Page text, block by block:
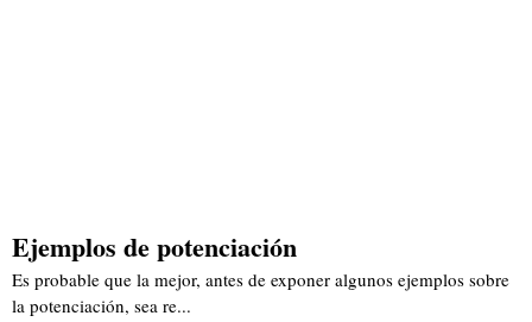
Ejemplos de potenciación
Es probable que la mejor, antes de exponer algunos ejemplos sobre
la potenciación, sea re...